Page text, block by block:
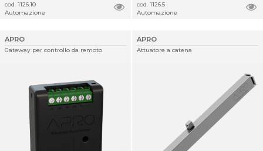
cod. 1126.10
Automazione
cod. 1126.5
Automazione
APRO
Gateway per controllo da remoto
APRO
Attuatore a catena